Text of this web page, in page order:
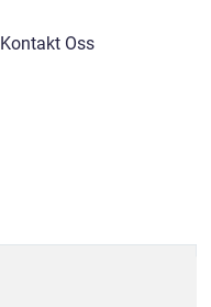
Kontakt Oss